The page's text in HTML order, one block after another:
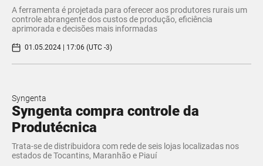
A ferramenta é projetada para oferecer aos produtores rurais um
controle abrangente dos custos de produção, eficiência
aprimorada e decisões mais informadas
01.05.2024 | 17:06 (UTC -3)
Syngenta
Syngenta compra controle da
Produtécnica
Trata-se de distribuidora com rede de seis lojas localizadas nos
estados de Tocantins, Maranhão e Piauí